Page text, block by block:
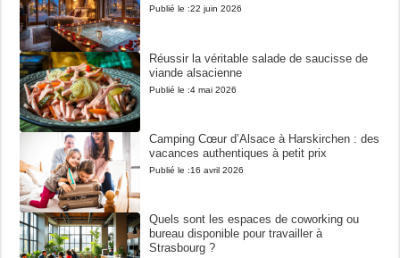
Publié le :22 juin 2026
Réussir la véritable salade de saucisse de
viande alsacienne
Publié le :4 mai 2026
Camping Cœur d’Alsace à Harskirchen : des
vacances authentiques à petit prix
Publié le :16 avril 2026
Quels sont les espaces de coworking ou
bureau disponible pour travailler à
Strasbourg ?